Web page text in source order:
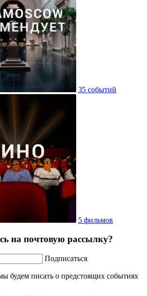
35 событий
5 фильмов
на почтовую рассылку?
Подписаться
будем писать о предстоящих событиях